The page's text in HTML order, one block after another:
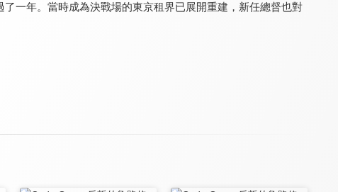
7.9
金肉人 完美超人始祖篇 8.0
TRIGUN STAMPEDE 8.0
魔法禁書目錄 第三季
一年。當時成為決戰場的東京租界已展開重建，新任總督也對